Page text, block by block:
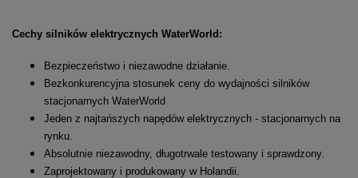
Cechy silników elektrycznych WaterWorld:
Bezpieczeństwo i niezawodne działanie.
Bezkonkurencyjna stosunek ceny do wydajności silników
stacjonarnych WaterWorld
Jeden z najtańszych napędów elektrycznych - stacjonarnych na
rynku.
Absolutnie niezawodny, długotrwale testowany i sprawdzony.
Zaprojektowany i produkowany w Holandii.